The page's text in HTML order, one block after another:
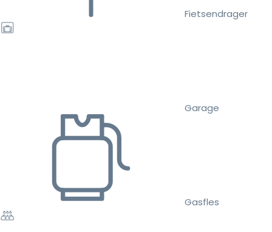
Fietsendrager
Garage
Gasfles